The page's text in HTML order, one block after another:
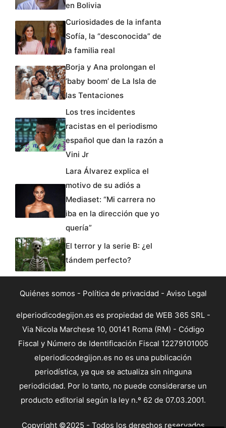
en Bolivia
Curiosidades de la infanta
Sofía, la “desconocida” de
la familia real
Borja y Ana prolongan el
‘baby boom’ de La Isla de
las Tentaciones
Los tres incidentes
racistas en el periodismo
español que dan la razón a
Vini Jr
Lara Álvarez explica el
motivo de su adiós a
Mediaset: “Mi carrera no
iba en la dirección que yo
quería”
El terror y la serie B: ¿el
tándem perfecto?
Quiénes somos - Política de privacidad - Aviso Legal
elperiodicodegijon.es es propiedad de WEB 365 SRL -
Via Nicola Marchese 10, 00141 Roma (RM) - Código
Fiscal y Número de Identificación Fiscal 12279101005
elperiodicodegijon.es no es una publicación
periodística, ya que se actualiza sin ninguna
periodicidad. Por lo tanto, no puede considerarse un
producto editorial según la ley n.º 62 de 07.03.2001.
Copyright ©2025 - Todos los derechos reservados